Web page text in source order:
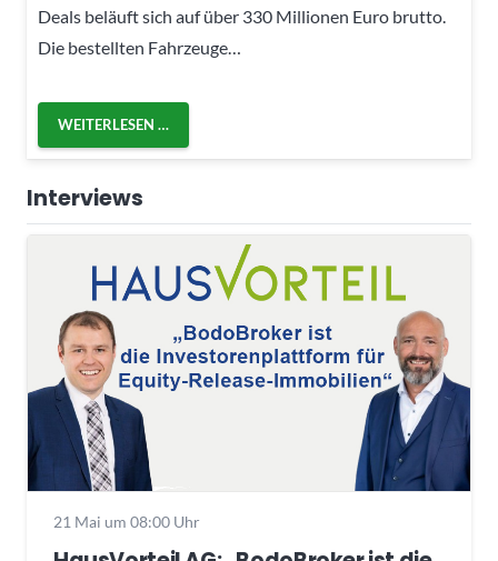
Deals beläuft sich auf über 330 Millionen Euro brutto.
Die bestellten Fahrzeuge…
WEITERLESEN …
Interviews
21 Mai um 08:00 Uhr